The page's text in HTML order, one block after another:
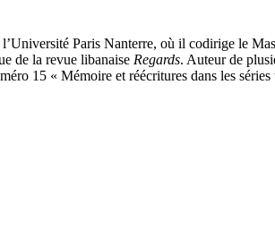
Paris Nanterre, où il codirige le
de la revue libanaise Regards. Auteur de
15 « Mémoire et réécritures dans les séries